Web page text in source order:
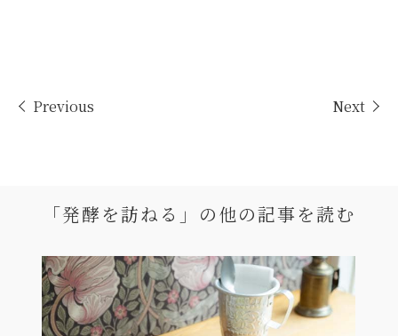
Previous Next
「発酵を訪ねる」の他の記事を読む